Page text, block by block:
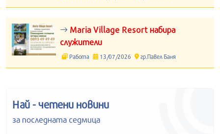
Maria Village Resort набира
служители
Работа 13/07/2026 гр.Павел Баня
Най - четени новини
за последната седмица